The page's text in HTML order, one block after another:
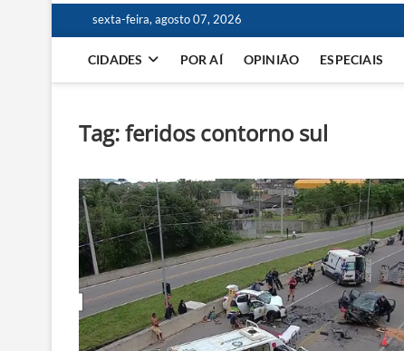
sexta-feira, agosto 07, 2026
CIDADES POR AÍ OPINIÃO ESPECIAIS
Tag:feridos contorno sul